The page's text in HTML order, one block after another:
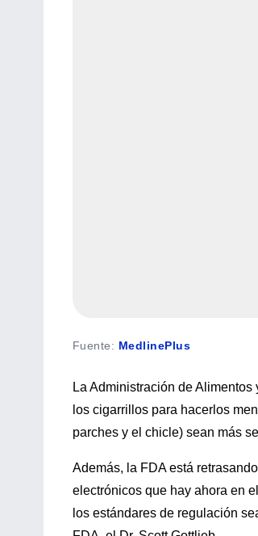
Fuente: MedlinePlus
La Administración de
los cigarrillos para hacerlos
parches y el chicle) sean más
Además, la FDA está
electrónicos que hay ahora en
los estándares de regulación